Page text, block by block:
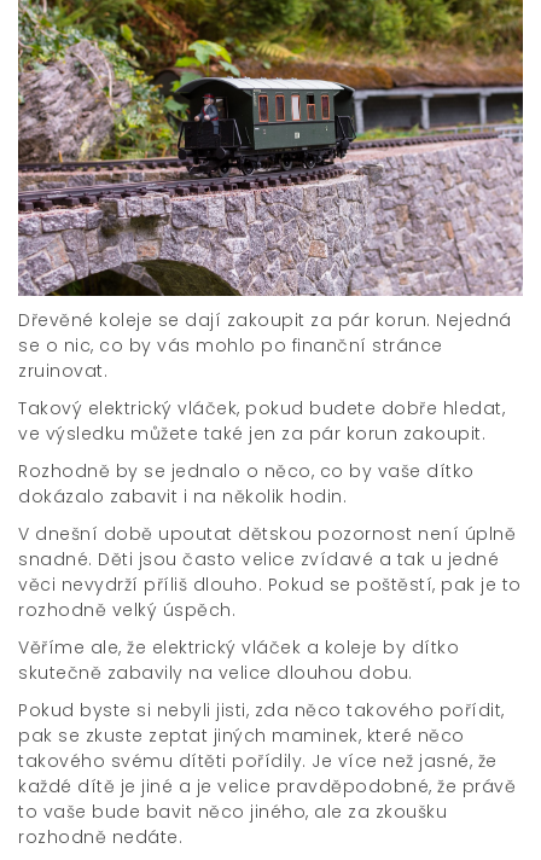
Dřevěné koleje se dají zakoupit za pár korun. Nejedná
se o nic, co by vás mohlo po finanční stránce
zruinovat.
Takový elektrický vláček, pokud budete dobře hledat,
ve výsledku můžete také jen za pár korun zakoupit.
Rozhodně by se jednalo o něco, co by vaše dítko
dokázalo zabavit i na několik hodin.
V dnešní době upoutat dětskou pozornost není úplně
snadné. Děti jsou často velice zvídavé a tak u jedné
věci nevydrží příliš dlouho. Pokud se poštěstí, pak je to
rozhodně velký úspěch.
Věříme ale, že elektrický vláček a koleje by dítko
skutečně zabavily na velice dlouhou dobu.
Pokud byste si nebyli jisti, zda něco takového pořídit,
pak se zkuste zeptat jiných maminek, které něco
takového svému dítěti pořídily. Je více než jasné, že
každé dítě je jiné a je velice pravděpodobné, že právě
to vaše bude bavit něco jiného, ale za zkoušku
rozhodně nedáte.